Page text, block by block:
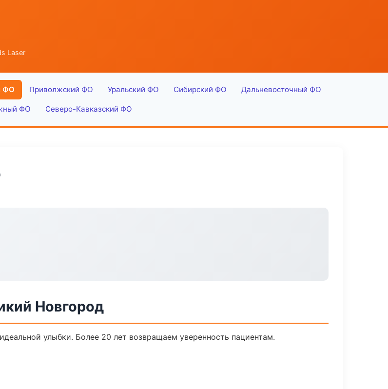
Laser
ФО Приволжский ФО Уральский ФО Сибирский ФО Дальневосточный ФО
ФО Северо-Кавказский ФО
Новгород
улыбки. Более 20 лет возвращаем уверенность пациентам.